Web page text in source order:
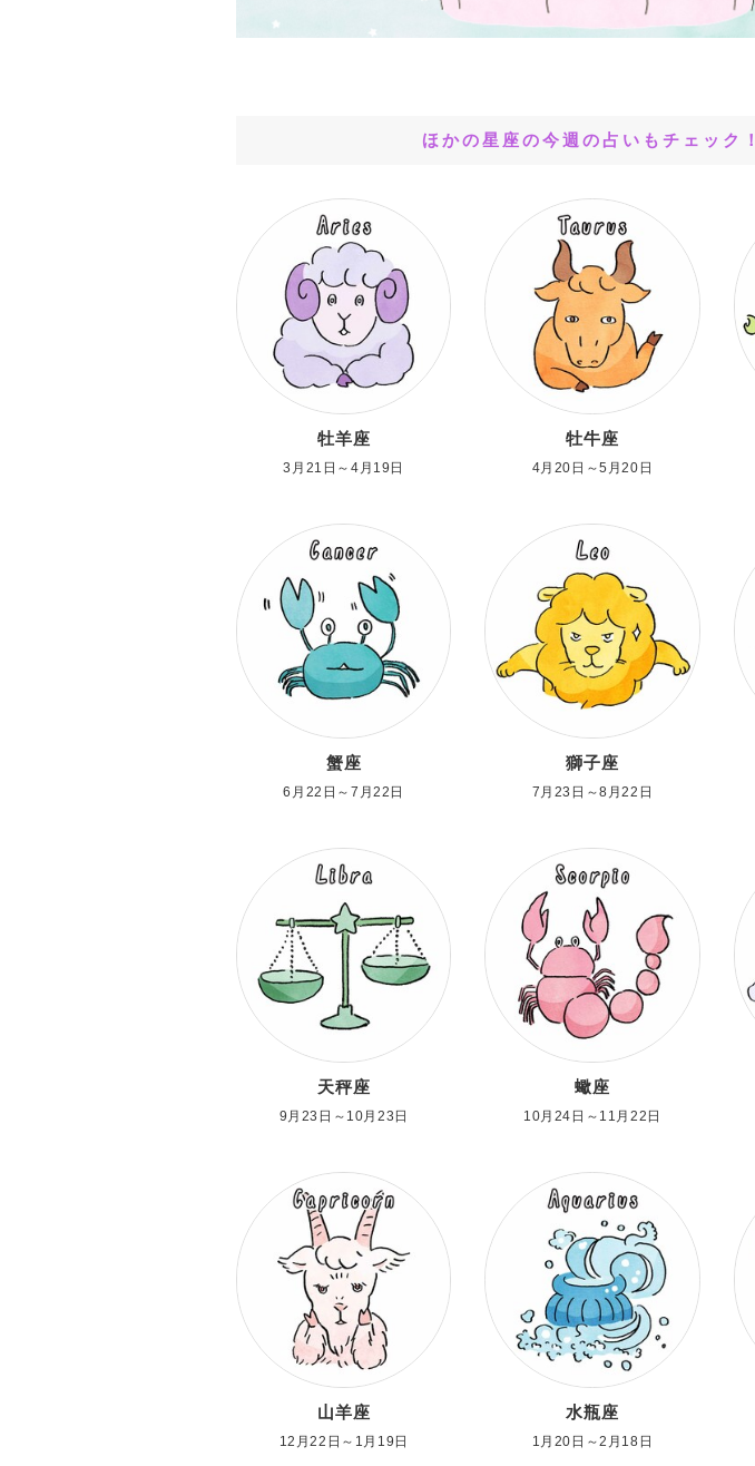
ほかの星座の今週の占いもチェック！
牡羊座
3月21日～4月19日
牡牛座
4月20日～5月20日
蟹座
6月22日～7月22日
獅子座
7月23日～8月22日
天秤座
9月23日～10月23日
蠍座
10月24日～11月22日
山羊座
12月22日～1月19日
水瓶座
1月20日～2月18日